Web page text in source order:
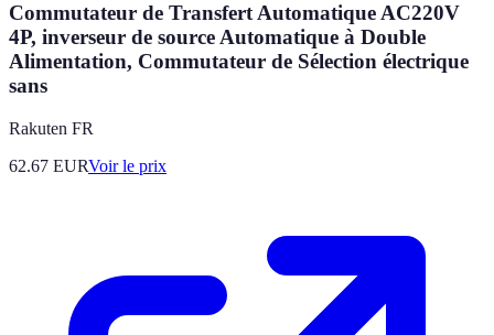
Commutateur de Transfert Automatique AC220V
4P, inverseur de source Automatique à Double
Alimentation, Commutateur de Sélection électrique
sans
Rakuten FR
62.67 EURVoir le prix